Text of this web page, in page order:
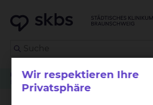
Klinikwegweiser
Frauenheilkunde
Betreuungsangebot der Grünen Damen und Herren
Wir respektieren Ihre
Privatsphäre